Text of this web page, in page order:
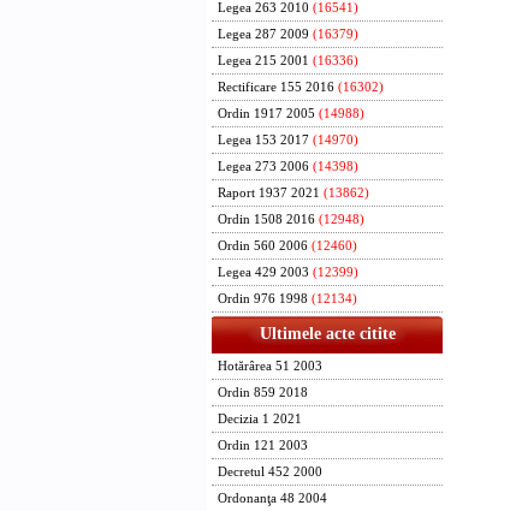
Legea 263 2010 (16541)
Legea 287 2009 (16379)
Legea 215 2001 (16336)
Rectificare 155 2016 (16302)
Ordin 1917 2005 (14988)
Legea 153 2017 (14970)
Legea 273 2006 (14398)
Raport 1937 2021 (13862)
Ordin 1508 2016 (12948)
Ordin 560 2006 (12460)
Legea 429 2003 (12399)
Ordin 976 1998 (12134)
Ultimele acte citite
Hotărârea 51 2003
Ordin 859 2018
Decizia 1 2021
Ordin 121 2003
Decretul 452 2000
Ordonanţa 48 2004